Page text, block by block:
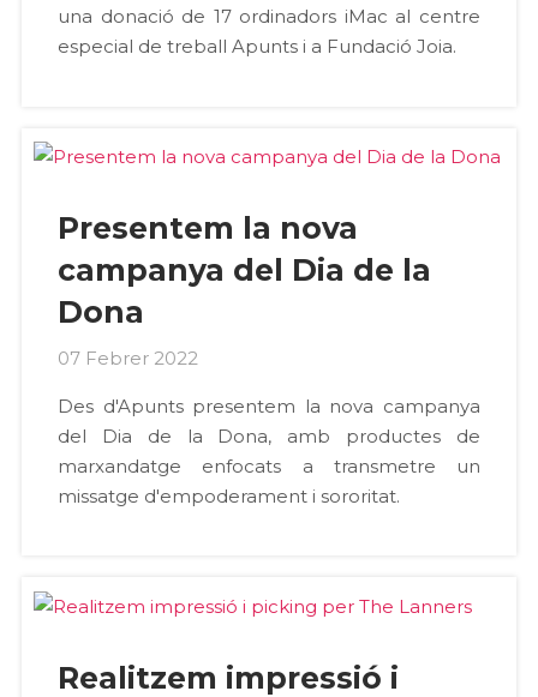
una donació de 17 ordinadors iMac al centre
especial de treball Apunts i a Fundació Joia.
Presentem la nova
campanya del Dia de la
Dona
07 Febrer 2022
Des d'Apunts presentem la nova campanya
del Dia de la Dona, amb productes de
marxandatge enfocats a transmetre un
missatge d'empoderament i sororitat.
Realitzem impressió i